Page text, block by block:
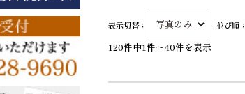
表示切替： 並び順：
120件中1件～40件を表示